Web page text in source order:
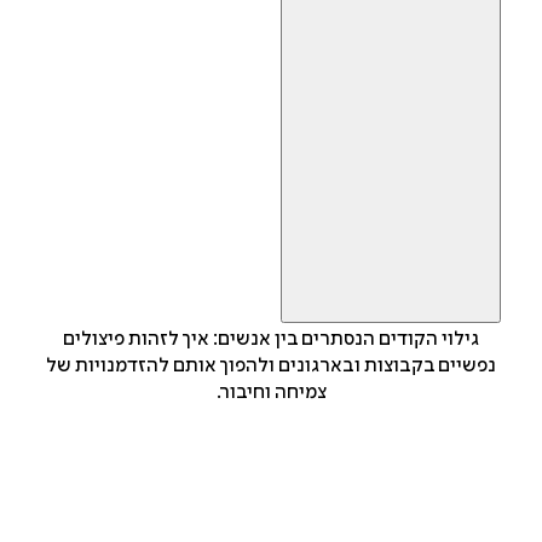
גילוי הקודים הנסתרים בין אנשים: איך לזהות פיצולים
נפשיים בקבוצות ובארגונים ולהפוך אותם להזדמנויות של
צמיחה וחיבור.